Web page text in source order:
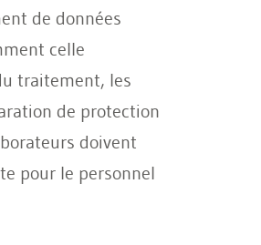
de données
celle
traitement, les
de protection
doivent
pour le personnel